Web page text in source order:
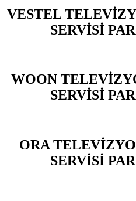
VESTEL
SERVİSİ
WOON
SERVİSİ
ORA
SERVİSİ